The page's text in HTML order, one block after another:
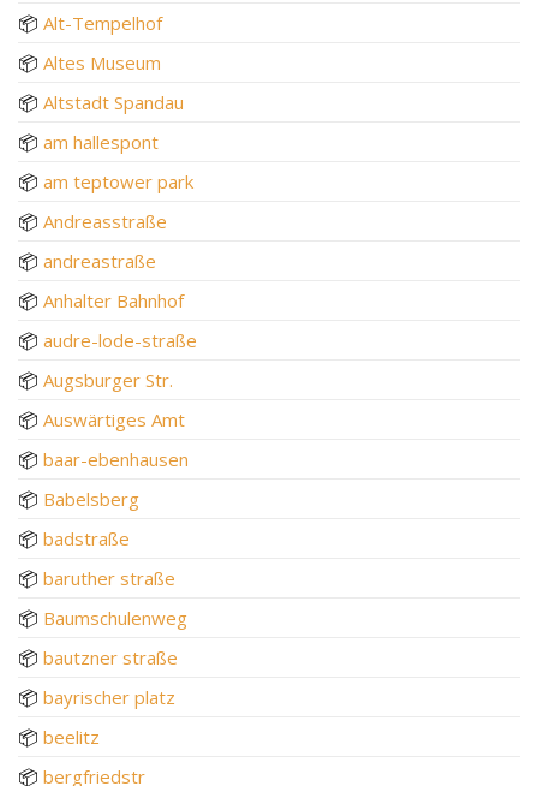
📦 Alt-Tempelhof
📦 Altes Museum
📦 Altstadt Spandau
📦 am hallespont
📦 am teptower park
📦 Andreasstraße
📦 andreastraße
📦 Anhalter Bahnhof
📦 audre-lode-straße
📦 Augsburger Str.
📦 Auswärtiges Amt
📦 baar-ebenhausen
📦 Babelsberg
📦 badstraße
📦 baruther straße
📦 Baumschulenweg
📦 bautzner straße
📦 bayrischer platz
📦 beelitz
📦 bergfriedstr